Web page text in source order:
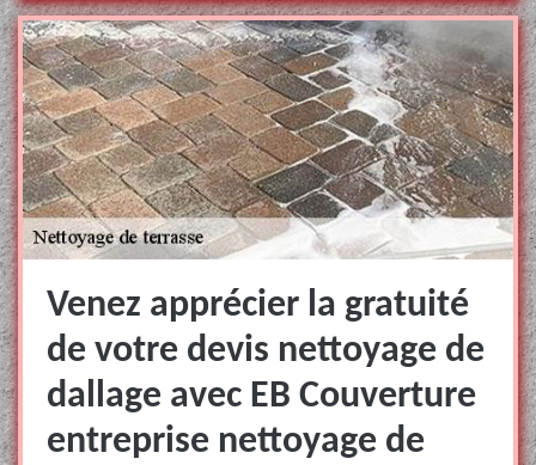
Venez apprécier la gratuité
de votre devis nettoyage de
dallage avec EB Couverture
entreprise nettoyage de